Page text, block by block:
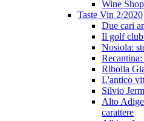
Wine
Taste Vin 2/2020
Due cari
Il golf
Nosiola:
Ribolla
L'antico
Silvio
Alto
carattere